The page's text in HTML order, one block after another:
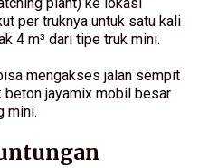
plant) ke lokasi
per truknya untuk satu kali
4 m³ dari tipe truk mini.
mengakses jalan sempit
beton jayamix mobil besar
mini.